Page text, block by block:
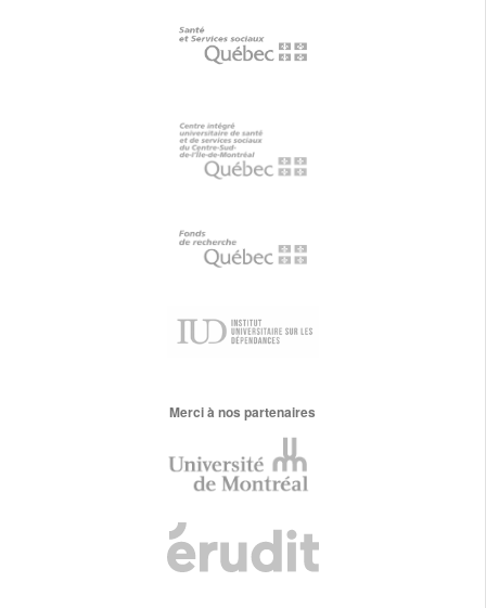
Merci à nos partenaires